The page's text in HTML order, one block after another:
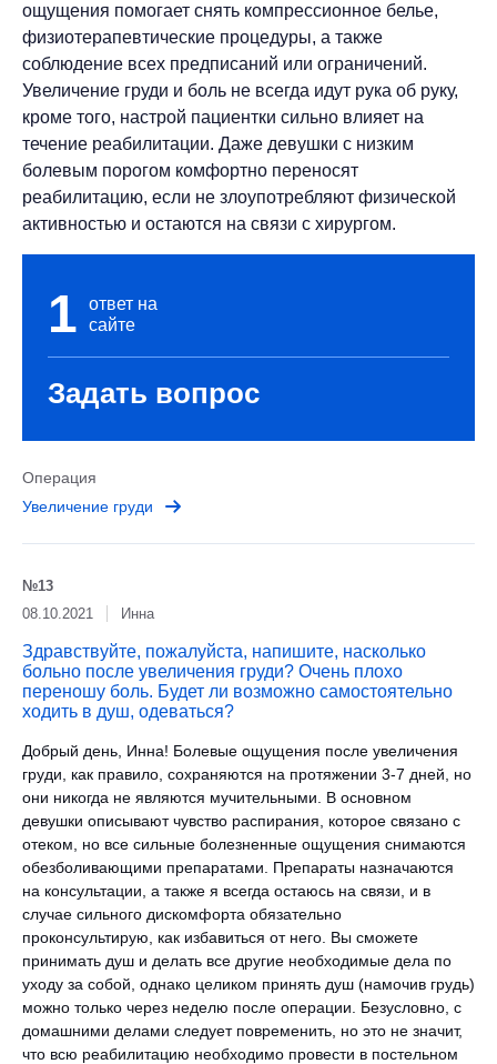
ощущения помогает снять компрессионное белье,
физиотерапевтические процедуры, а также
соблюдение всех предписаний или ограничений.
Увеличение груди и боль не всегда идут рука об руку,
кроме того, настрой пациентки сильно влияет на
течение реабилитации. Даже девушки с низким
болевым порогом комфортно переносят
реабилитацию, если не злоупотребляют физической
активностью и остаются на связи с хирургом.
1
ответ на
сайте
Задать вопрос
Операция
Увеличение груди
№13
08.10.2021
Инна
Здравствуйте, пожалуйста, напишите, насколько
больно после увеличения груди? Очень плохо
переношу боль. Будет ли возможно самостоятельно
ходить в душ, одеваться?
Добрый день, Инна! Болевые ощущения после увеличения
груди, как правило, сохраняются на протяжении 3-7 дней, но
они никогда не являются мучительными. В основном
девушки описывают чувство распирания, которое связано с
отеком, но все сильные болезненные ощущения снимаются
обезболивающими препаратами. Препараты назначаются
на консультации, а также я всегда остаюсь на связи, и в
случае сильного дискомфорта обязательно
проконсультирую, как избавиться от него. Вы сможете
принимать душ и делать все другие необходимые дела по
уходу за собой, однако целиком принять душ (намочив грудь)
можно только через неделю после операции. Безусловно, с
домашними делами следует повременить, но это не значит,
что всю реабилитацию необходимо провести в постельном